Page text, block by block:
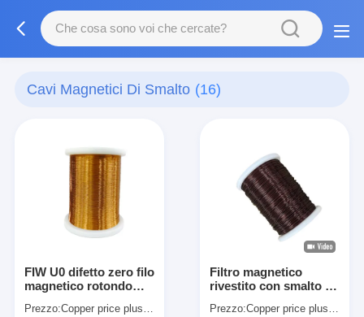
Cavi Magnetici Di Smalto (16)
FIW U0 difetto zero filo
magnetico rotondo
completamente isolato
Prezzo:Copper price plus processing fee plus freight
Filtro magnetico
rivestito con smalto di
FIW U1 Spessore di
Prezzo:Copper price plus processing fee plus freight